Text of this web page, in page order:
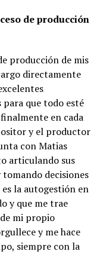
de producción
producción de mis
directamente
que todo esté
en cada
y el productor
con Matias
articulando sus
decisiones
la autogestión en
y que me trae
mi propio
y me hace
siempre con la